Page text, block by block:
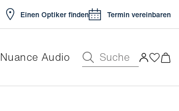
Einen Optiker finden Termin vereinbaren
Nuance Audio Suche